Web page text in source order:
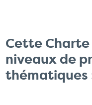
Cette Charte
niveaux de
thématiques